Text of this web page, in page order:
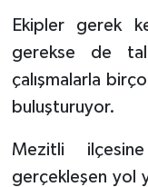
Ekipler gerek
gerekse de
çalışmalarla
buluşturuyor.
Mezitli
gerçekleşen yol